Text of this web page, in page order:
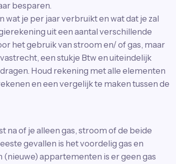
besparen.
wat je per jaar verbruikt en wat dat je zal
uit een aantal verschillende
het gebruik van stroom en/ of gas, maar
een stukje Btw en uiteindelijk
Houd rekening met alle elementen
en een vergelijk te maken tussen de
na of je alleen gas, stroom of de beide
gevallen is het voordelig gas en
appartementen is er geen gas